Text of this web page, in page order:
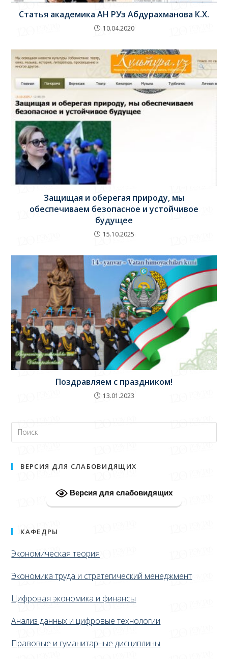
Статья академика АН РУз Абдурахманова К.Х.
10.04.2020
Защищая и оберегая природу, мы
обеспечиваем безопасное и устойчивое
будущее
15.10.2025
Поздравляем с праздником!
13.01.2023
ВЕРСИЯ ДЛЯ СЛАБОВИДЯЩИХ
Версия для слабовидящих
КАФЕДРЫ
Экономическая теория
Экономика труда и стратегический менеджмент
Цифровая экономика и финансы
Анализ данных и цифровые технологии
Правовые и гуманитарные дисциплины